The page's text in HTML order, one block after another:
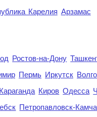
Карелия Арзамас
Ростов-на-Дону
Пермь Иркутск
Караганда Киров Одесса
Петропавловск-